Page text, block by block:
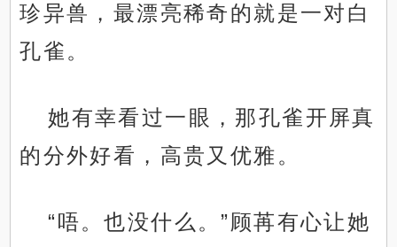
珍异兽，最漂亮稀奇的就是一对白
孔雀。
她有幸看过一眼，那孔雀开屏真
的分外好看，高贵又优雅。
“唔。也没什么。”顾苒有心让她